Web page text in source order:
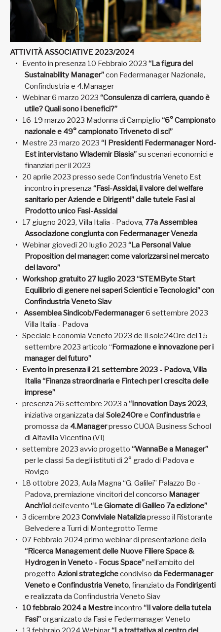
ATTIVITÀ ASSOCIATIVE 2023/2024
Evento in presenza 10 Febbraio 2023 “La figura del
Sustainability Manager”con Federmanager Nazionale,
Confindustria e 4.Manager
Webinar 6 marzo 2023 “Consulenza di carriera, quando è
utile? Quali sono i benefici?”
16-19 marzo 2023 Madonna di Campiglio “6° Campionato
nazionale e 49° campionato Triveneto di sci”
Mestre 23 marzo 2023 “I Presidenti Federmanager Nord-
Est intervistano Wlademir Biasia”su scenari economici e
finanziari per il 2023
20 aprile 2023 presso sede Confindustria Veneto Est
incontro in presenza “Fasi-Assidai, il valore del welfare
sanitario per Aziende e Dirigenti” dalle tutele Fasi al
Prodotto unico Fasi-Assidai
17 giugno 2023, Villa Italia - Padova, 77a Assemblea
Associazione congiunta con Federmanager Venezia
Webinar giovedì 20 luglio 2023 “La Personal Value
Proposition del manager: come valorizzarsi nel mercato
del lavoro”
Workshop gratuito 27 luglio 2023 “STEMByte Start
Equilibrio di genere nei saperi Scientici e Tecnologici” con
Confindustria Veneto Siav
Assemblea Sindicob/Federmanager6 settembre 2023
Villa Italia - Padova
Speciale Economia Veneto 2023 de Il sole24Ore del 15
settembre 2023 articolo “Formazione e innovazione per i
manager del futuro”
Evento in presenza il 21 settembre 2023 - Padova, Villa
Italia “Finanza straordinaria e Fintech per l crescita delle
imprese”
presenza 26 settembre 2023 a “Innovation Days 2023,
iniziativa organizzata dal Sole24Oree Confindustriae
promossa da 4.Managerpresso CUOA Business School
di Altavilla Vicentina (VI)
settembre 2023 avvio progetto “WannaBe a Manager”
per le classi 5a degli istituti di 2° grado di Padova e
Rovigo
18 ottobre 2023, Aula Magna “G. Galilei” Palazzo Bo -
Padova, premiazione vincitori del concorso Manager
Anch’io!dell’evento “Le Giornate di Galileo 7a edizione”
3 dicembre 2023 Conviviale Nataliziapresso il Ristorante
Belvedere a Turri di Montegrotto Terme
07 Febbraio 2024 primo webinar di presentazione della
“Ricerca Management delle Nuove Filiere Space &
Hydrogen in Veneto - Focus Space”nell’ambito del
progetto Azioni strategichecondiviso da Federmanager
Veneto e Confindustria Veneto, finanziato da Fondirigenti
e realizzata da Confindustria Veneto Siav
10 febbraio 2024 a Mestreincontro “Il valore della tutela
Fasi”organizzato da Fasi e Federmanager Veneto